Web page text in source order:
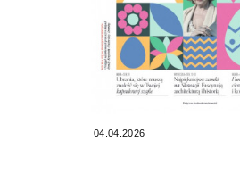
04.04.2026